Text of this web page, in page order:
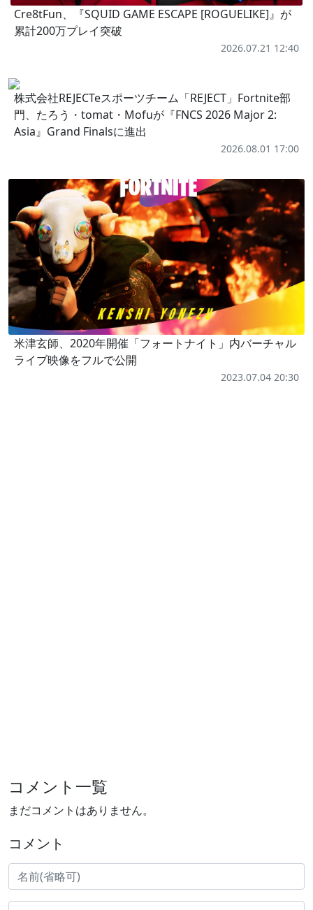
Cre8tFun、『SQUID GAME ESCAPE [ROGUELIKE]』が
累計200万プレイ突破
2026.07.21 12:40
株式会社REJECTeスポーツチーム「REJECT」Fortnite部
門、たろう・tomat・Mofuが『FNCS 2026 Major 2:
Asia』Grand Finalsに進出
2026.08.01 17:00
米津玄師、2020年開催「フォートナイト」内バーチャル
ライブ映像をフルで公開
2023.07.04 20:30
コメント一覧
まだコメントはありません。
コメント